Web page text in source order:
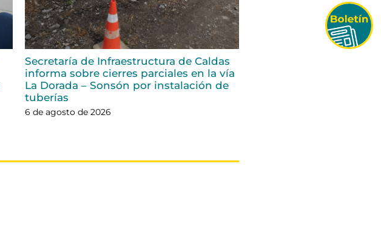
Secretaría de Infraestructura de Caldas
informa sobre cierres parciales en la vía
La Dorada – Sonsón por instalación de
tuberías
6 de agosto de 2026